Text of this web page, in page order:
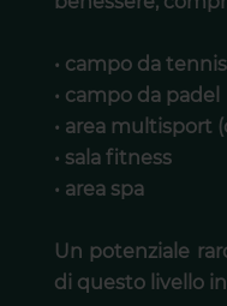
• campo da tennis
• campo da padel
• area multisport
• sala fitness
• area spa
Un potenziale
di questo livello